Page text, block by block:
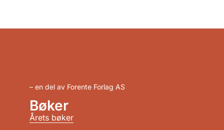
– en del av Forente Forlag AS
Bøker
Årets bøker